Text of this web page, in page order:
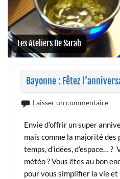
Les Ateliers De Sarah
Bayonne : Fêtez
Laisser un commentaire
Envie d’offrir un super
mais comme la majorité des
temps, d’idées, d’espace…
météo ? Vous êtes au bon
pour vous simplifier la vie